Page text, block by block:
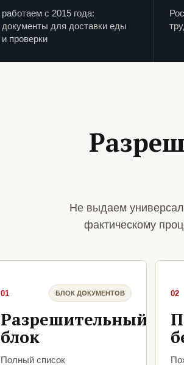
работаем с 2015 года:
документы для доставки еды
и проверки
Не выдаем
фактическому
01 БЛОК ДОКУМЕНТОВ
Разрешительный
блок
Полный список
02